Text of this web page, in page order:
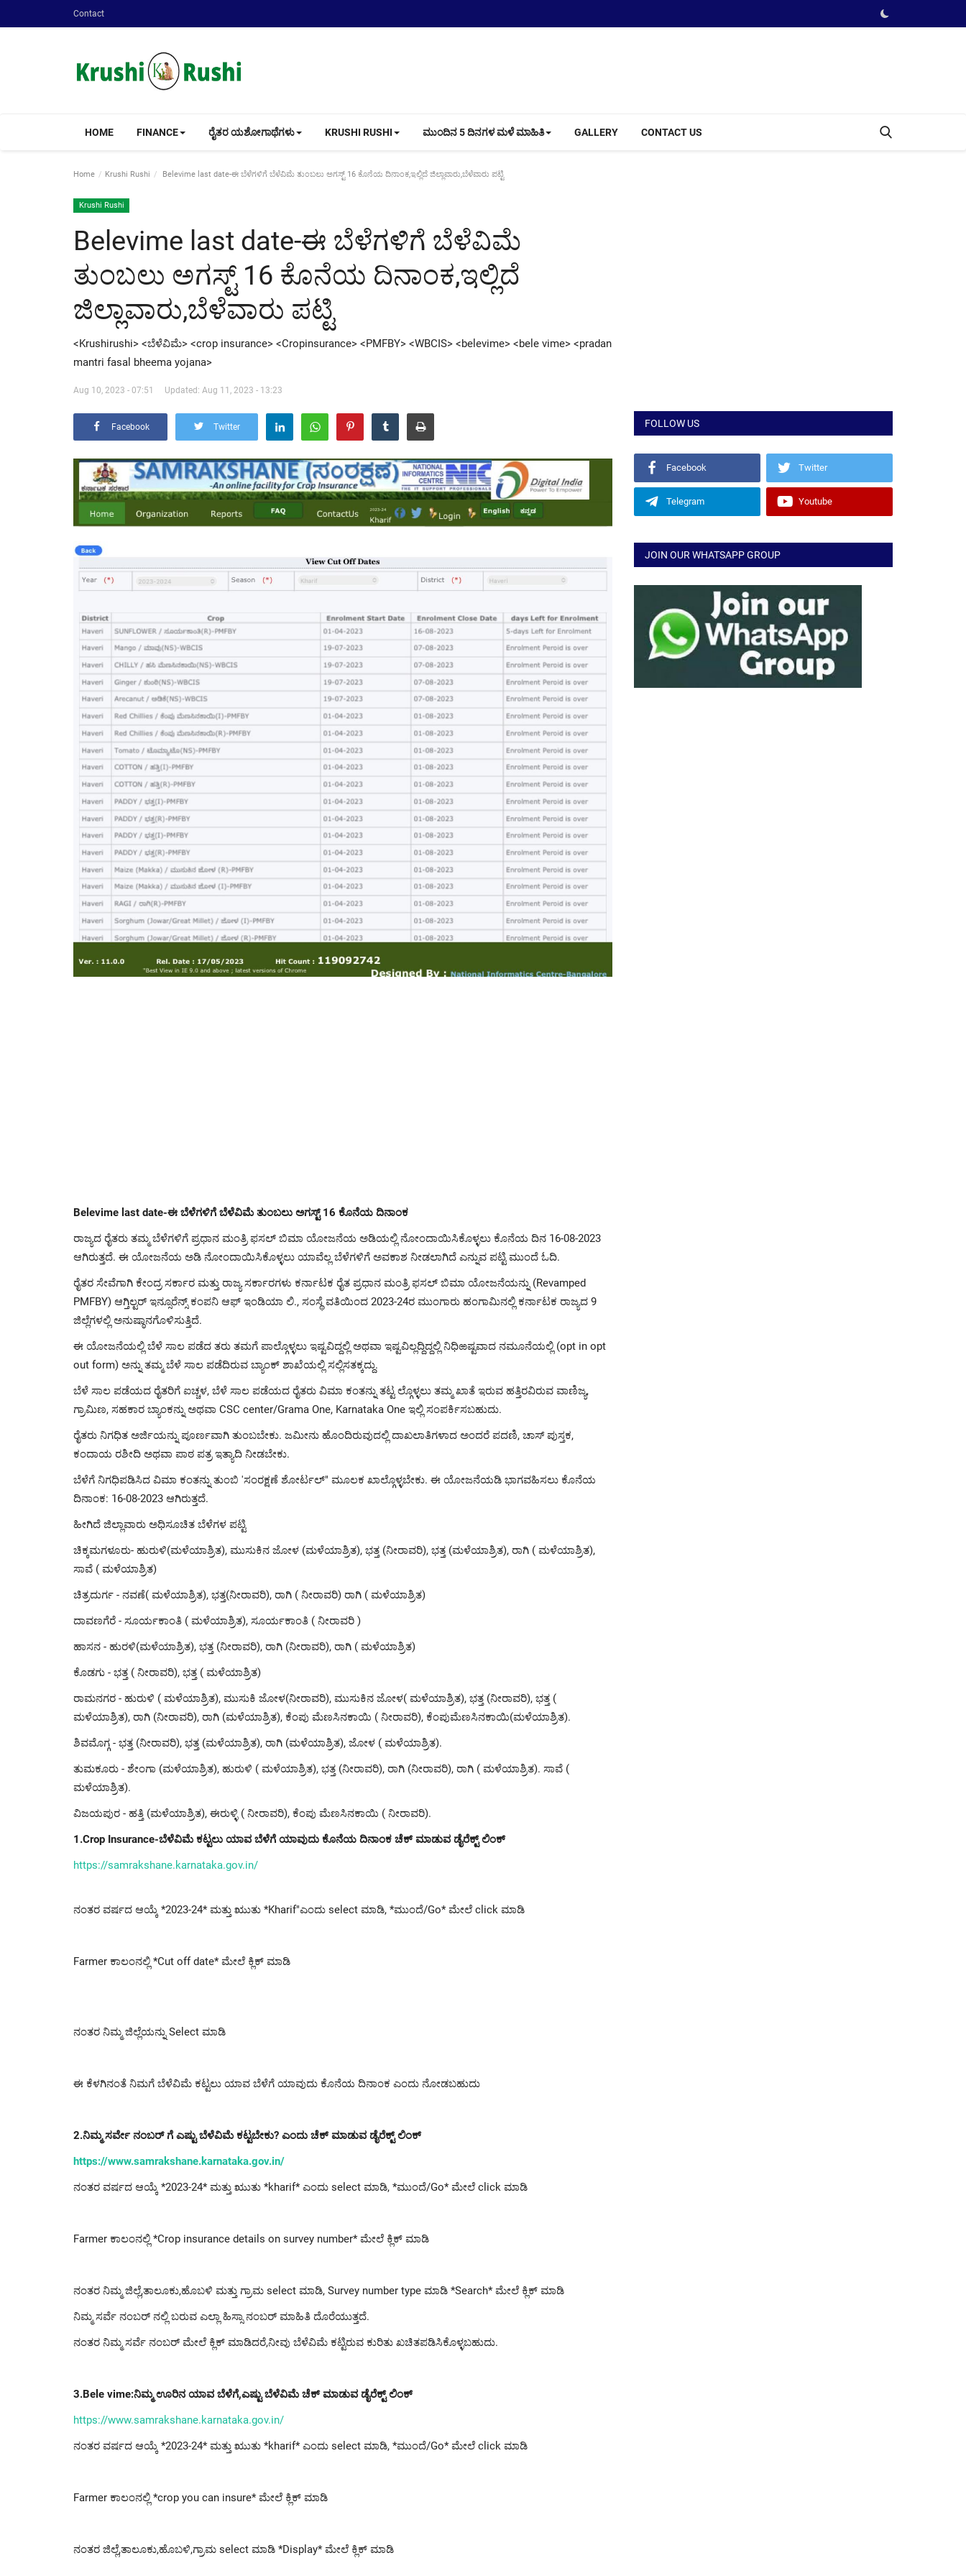
Contact
HOME FINANCE ರೈತರ ಯಶೋಗಾಥೆಗಳು KRUSHI RUSHI ಮುಂದಿನ 5 ದಿನಗಳ ಮಳೆ ಮಾಹಿತಿ GALLERY CONTACT US
Home Krushi Rushi Belevime last date-ಈ ಬೆಳೆಗಳಿಗೆ ಬೆಳೆವಿಮೆ ತುಂಬಲು ಅಗಸ್ಟ್ 16 ಕೊನೆಯ ದಿನಾಂಕ,ಇಲ್ಲಿದೆ ಜಿಲ್ಲಾವಾರು,ಬೆಳೆವಾರು ಪಟ್ಟಿ
Krushi Rushi
Belevime last date-ಈ ಬೆಳೆಗಳಿಗೆ ಬೆಳೆವಿಮೆ
ತುಂಬಲು ಅಗಸ್ಟ್ 16 ಕೊನೆಯ ದಿನಾಂಕ,ಇಲ್ಲಿದೆ
ಜಿಲ್ಲಾವಾರು,ಬೆಳೆವಾರು ಪಟ್ಟಿ
<Krushirushi> <ಬೆಳೆವಿಮೆ> <crop insurance> <Cropinsurance> <PMFBY> <WBCIS> <belevime> <bele vime> <pradan
mantri fasal bheema yojana>
Aug 10, 2023 - 07:51 Updated: Aug 11, 2023 - 13:23
Facebook Twitter
Belevime last date-ಈ ಬೆಳೆಗಳಿಗೆ ಬೆಳೆವಿಮೆ ತುಂಬಲು ಅಗಸ್ಟ್ 16 ಕೊನೆಯ ದಿನಾಂಕ
ರಾಜ್ಯದ ರೈತರು ತಮ್ಮ ಬೆಳೆಗಳಿಗೆ ಪ್ರಧಾನ ಮಂತ್ರಿ ಫಸಲ್ ಬಿಮಾ ಯೋಜನೆಯ ಅಡಿಯಲ್ಲಿ ನೋಂದಾಯಿಸಿಕೊಳ್ಳಲು ಕೊನೆಯ ದಿನ 16-08-2023
ಆಗಿರುತ್ತದೆ. ಈ ಯೋಜನೆಯ ಅಡಿ ನೋಂದಾಯಿಸಿಕೊಳ್ಳಲು ಯಾವೆಲ್ಲ ಬೆಳೆಗಳಿಗೆ ಅವಕಾಶ ನೀಡಲಾಗಿದೆ ಎನ್ನುವ ಪಟ್ಟಿ ಮುಂದೆ ಓದಿ.
ರೈತರ ಸೇವೆಗಾಗಿ ಕೇಂದ್ರ ಸರ್ಕಾರ ಮತ್ತು ರಾಜ್ಯ ಸರ್ಕಾರಗಳು ಕರ್ನಾಟಕ ರೈತ ಪ್ರಧಾನ ಮಂತ್ರಿ ಫಸಲ್ ಬಿಮಾ ಯೋಜನೆಯನ್ನು (Revamped
PMFBY) ಆಗ್ತಿಲ್ಟರ್ ಇನ್ಸೂರೆನ್ಸ್‌ ಕಂಪನಿ ಆಫ್ ಇಂಡಿಯಾ ಲಿ., ಸಂಸ್ಥೆ ವತಿಯಿಂದ 2023-24ರ ಮುಂಗಾರು ಹಂಗಾಮಿನಲ್ಲಿ ಕರ್ನಾಟಕ ರಾಜ್ಯದ 9
ಜಿಲ್ಲೆಗಳಲ್ಲಿ ಅನುಷ್ಠಾನಗೊಳಿಸುತ್ತಿದೆ.
ಈ ಯೋಜನೆಯಲ್ಲಿ ಬೆಳೆ ಸಾಲ ಪಡೆದ ತರು ತಮಗೆ ಪಾಲ್ಗೊಳ್ಳಲು ಇಷ್ಟವಿದ್ದಲ್ಲಿ ಅಥವಾ ಇಷ್ಟವಿಲ್ಲದ್ದಿದ್ದಲ್ಲಿ ನಿಧಿಱಷ್ಟವಾದ ನಮೂನೆಯಲ್ಲಿ (opt in opt
out form) ಅನ್ನು ತಮ್ಮ ಬೆಳೆ ಸಾಲ ಪಡೆದಿರುವ ಬ್ಯಾಂಕ್‌ ಶಾಖೆಯಲ್ಲಿ ಸಲ್ಲಿಸತಕ್ಕದ್ದು.
ಬೆಳೆ ಸಾಲ ಪಡೆಯದ ರೈತರಿಗೆ ಐಚ್ಚಳ, ಬೆಳೆ ಸಾಲ ಪಡೆಯದ ರೈತರು ವಿಮಾ ಕಂತನ್ನು ತಟ್ಟ ಲ್ಗೊಳ್ಳಲು ತಮ್ಮ ಖಾತೆ ಇರುವ ಹತ್ತಿರವಿರುವ ವಾಣಿಜ್ಯ,
ಗ್ರಾಮಿಣ, ಸಹಕಾರ ಬ್ಯಾಂಕನ್ನು ಅಥವಾ CSC center/Grama One, Karnataka One ಇಲ್ಲಿ ಸಂಪರ್ಕಿಸಬಹುದು.
ರೈತರು ನಿಗಧಿತ ಅರ್ಜಿಯನ್ನು ಪೂರ್ಣವಾಗಿ ತುಂಬಬೇಕು. ಜಮೀನು ಹೊಂದಿರುವುದಲ್ಲಿ ದಾಖಲಾತಿಗಳಾದ ಅಂದರೆ ಪದಣಿ, ಚಾಸ್ ಪುಸ್ತಕ,
ಕಂದಾಯ ರಶೀದಿ ಅಥವಾ ಪಾಠ ಪತ್ರ ಇತ್ಯಾದಿ ನೀಡಬೇಕು.
ಬೆಳೆಗೆ ನಿಗಧಿಪಡಿಸಿದ ವಿಮಾ ಕಂತನ್ನು ತುಂಬಿ 'ಸಂರಕ್ಷಣೆ ಶೋರ್ಟಲ್" ಮೂಲಕ ಖಾಲ್ಗೊಳ್ಳಬೇಕು. ಈ ಯೋಜನೆಯಡಿ ಭಾಗವಹಿಸಲು ಕೊನೆಯ
ದಿನಾಂಕ: 16-08-2023 ಆಗಿರುತ್ತದೆ.
ಹೀಗಿದೆ ಜಿಲ್ಲಾವಾರು ಅಧಿಸೂಚಿತ ಬೆಳೆಗಳ ಪಟ್ಟಿ
ಚಿಕ್ಕಮಗಳೂರು- ಹುರುಳಿ(ಮಳೆಯಾಶ್ರಿತ), ಮುಸುಕಿನ ಜೋಳ (ಮಳೆಯಾಶ್ರಿತ), ಭತ್ತ (ನೀರಾವರಿ), ಭತ್ತ (ಮಳೆಯಾಶ್ರಿತ), ರಾಗಿ ( ಮಳೆಯಾಶ್ರಿತ),
ಸಾವೆ ( ಮಳೆಯಾಶ್ರಿತ)
ಚಿತ್ರದುರ್ಗ - ನವಣೆ( ಮಳೆಯಾಶ್ರಿತ), ಭತ್ತ(ನೀರಾವರಿ), ರಾಗಿ ( ನೀರಾವರಿ) ರಾಗಿ ( ಮಳೆಯಾಶ್ರಿತ)
ದಾವಣಗೆರೆ - ಸೂರ್ಯಕಾಂತಿ ( ಮಳೆಯಾಶ್ರಿತ), ಸೂರ್ಯಕಾಂತಿ ( ನೀರಾವರಿ )
ಹಾಸನ - ಹುರಳಿ(ಮಳೆಯಾಶ್ರಿತ), ಭತ್ತ (ನೀರಾವರಿ), ರಾಗಿ (ನೀರಾವರಿ), ರಾಗಿ ( ಮಳೆಯಾಶ್ರಿತ)
ಕೊಡಗು - ಭತ್ತ ( ನೀರಾವರಿ), ಭತ್ತ ( ಮಳೆಯಾಶ್ರಿತ)
ರಾಮನಗರ - ಹುರುಳಿ ( ಮಳೆಯಾಶ್ರಿತ), ಮುಸುಕಿ ಜೋಳ(ನೀರಾವರಿ), ಮುಸುಕಿನ ಜೋಳ( ಮಳೆಯಾಶ್ರಿತ), ಭತ್ತ (ನೀರಾವರಿ), ಭತ್ತ (
ಮಳೆಯಾಶ್ರಿತ), ರಾಗಿ (ನೀರಾವರಿ), ರಾಗಿ (ಮಳೆಯಾಶ್ರಿತ), ಕೆಂಪು ಮೆಣಸಿನಕಾಯಿ ( ನೀರಾವರಿ), ಕೆಂಪುಮೆಣಸಿನಕಾಯಿ(ಮಳೆಯಾಶ್ರಿತ).
ಶಿವಮೊಗ್ಗ - ಭತ್ತ (ನೀರಾವರಿ), ಭತ್ತ (ಮಳೆಯಾಶ್ರಿತ), ರಾಗಿ (ಮಳೆಯಾಶ್ರಿತ), ಜೋಳ ( ಮಳೆಯಾಶ್ರಿತ).
ತುಮಕೂರು - ಶೇಂಗಾ (ಮಳೆಯಾಶ್ರಿತ), ಹುರುಳಿ ( ಮಳೆಯಾಶ್ರಿತ), ಭತ್ತ (ನೀರಾವರಿ), ರಾಗಿ (ನೀರಾವರಿ), ರಾಗಿ ( ಮಳೆಯಾಶ್ರಿತ). ಸಾವೆ (
ಮಳೆಯಾಶ್ರಿತ).
ವಿಜಯಪುರ - ಹತ್ತಿ (ಮಳೆಯಾಶ್ರಿತ), ಈರುಳ್ಳಿ ( ನೀರಾವರಿ), ಕೆಂಪು ಮೆಣಸಿನಕಾಯಿ ( ನೀರಾವರಿ).
1.Crop Insurance-ಬೆಳೆವಿಮೆ ಕಟ್ಟಲು ಯಾವ ಬೆಳೆಗೆ ಯಾವುದು ಕೊನೆಯ ದಿನಾಂಕ ಚೆಕ್ ಮಾಡುವ ಡೈರೆಕ್ಟ್ ಲಿಂಕ್
https://samrakshane.karnataka.gov.in/
ನಂತರ ವರ್ಷದ ಆಯ್ಕೆ *2023-24* ಮತ್ತು ಋುತು *Kharif"ಎಂದು select ಮಾಡಿ, *ಮುಂದೆ/Go* ಮೇಲೆ click ಮಾಡಿ
Farmer ಕಾಲಂನಲ್ಲಿ *Cut off date* ಮೇಲೆ ಕ್ಲಿಕ್ ಮಾಡಿ
ನಂತರ ನಿಮ್ಮ ಜಿಲ್ಲೆಯನ್ನು Select ಮಾಡಿ
ಈ ಕೆಳಗಿನಂತೆ ನಿಮಗೆ ಬೆಳೆವಿಮೆ ಕಟ್ಟಲು ಯಾವ ಬೆಳೆಗೆ ಯಾವುದು ಕೊನೆಯ ದಿನಾಂಕ ಎಂದು ನೋಡಬಹುದು
2.ನಿಮ್ಮ ಸರ್ವೇ ನಂಬರ್ ಗೆ ಎಷ್ಟು ಬೆಳೆವಿಮೆ ಕಟ್ಟಬೇಕು? ಎಂದು ಚೆಕ್ ಮಾಡುವ ಡೈರೆಕ್ಟ್ ಲಿಂಕ್
https://www.samrakshane.karnataka.gov.in/
ನಂತರ ವರ್ಷದ ಆಯ್ಕೆ *2023-24* ಮತ್ತು ಋುತು *kharif* ಎಂದು select ಮಾಡಿ, *ಮುಂದೆ/Go* ಮೇಲೆ click ಮಾಡಿ
Farmer ಕಾಲಂನಲ್ಲಿ *Crop insurance details on survey number* ಮೇಲೆ ಕ್ಲಿಕ್ ಮಾಡಿ
ನಂತರ ನಿಮ್ಮ ಜಿಲ್ಲೆ,ತಾಲೂಕು,ಹೊಬಳಿ ಮತ್ತು ಗ್ರಾಮ select ಮಾಡಿ, Survey number type ಮಾಡಿ *Search* ಮೇಲೆ ಕ್ಲಿಕ್ ಮಾಡಿ
ನಿಮ್ಮ ಸರ್ವೆ ನಂಬರ್ ನಲ್ಲಿ ಬರುವ ಎಲ್ಲಾ ಹಿಸ್ಸಾ ನಂಬರ್ ಮಾಹಿತಿ ದೊರೆಯುತ್ತದೆ.
ನಂತರ ನಿಮ್ಮ ಸರ್ವೆ ನಂಬರ್ ಮೇಲೆ ಕ್ಲಿಕ್ ಮಾಡಿದರೆ,ನೀವು ಬೆಳೆವಿಮೆ ಕಟ್ಟಿರುವ ಕುರಿತು ಖಚಿತಪಡಿಸಿಕೊಳ್ಳಬಹುದು.
3.Bele vime:ನಿಮ್ಮ ಊರಿನ ಯಾವ ಬೆಳೆಗೆ,ಎಷ್ಟು ಬೆಳೆವಿಮೆ ಚೆಕ್ ಮಾಡುವ ಡೈರೆಕ್ಟ್ ಲಿಂಕ್
https://www.samrakshane.karnataka.gov.in/
ನಂತರ ವರ್ಷದ ಆಯ್ಕೆ *2023-24* ಮತ್ತು ಋುತು *kharif* ಎಂದು select ಮಾಡಿ, *ಮುಂದೆ/Go* ಮೇಲೆ click ಮಾಡಿ
Farmer ಕಾಲಂನಲ್ಲಿ *crop you can insure* ಮೇಲೆ ಕ್ಲಿಕ್ ಮಾಡಿ
ನಂತರ ಜಿಲ್ಲೆ,ತಾಲೂಕು,ಹೊಬಳಿ,ಗ್ರಾಮ select ಮಾಡಿ *Display* ಮೇಲೆ ಕ್ಲಿಕ್ ಮಾಡಿ
FOLLOW US
Facebook Twitter
Telegram Youtube
JOIN OUR WHATSAPP GROUP